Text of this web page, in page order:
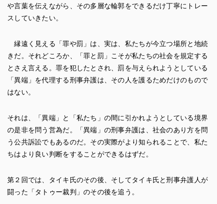
や言葉を伝えながら、その多層な輪郭をできるだけ丁寧にトレー
スしていきたい。
縁遠く見える「罪や罰」は、実は、私たちが今立つ場所と地続
きだ。それどころか、「罪と罰」こそが私たちの社会を規定する
とさえ言える。罪を犯したとされ、罰を与えられようとしている
「異端」を代理する刑事弁護は、その人を護るためだけのもので
はない。
それは、「異端」と「私たち」の間に引かれようとしている境界
の是非を問う営為だ。「異端」の刑事弁護は、社会のあり方を問
う公共訴訟でもあるのだ。その実際がより知られることで、私た
ちはより良い判断をすることができるはずだ。
第２回では、タイキ氏のその後、そしてタイキ氏と刑事弁護人が
闘った「タトゥー裁判」のその後を追う。